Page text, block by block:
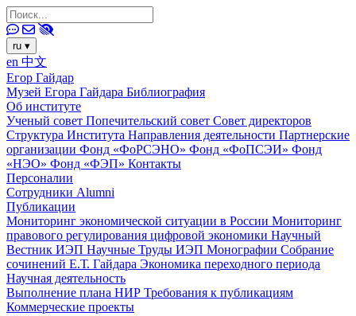
ru ▾
en 中文
Егор Гайдар
Музей Егора Гайдара Библиография
Об институте
Ученый совет Попечительский совет Совет директоров
Структура Института Направления деятельности Партнерские
организации Фонд «ФоРСЭНО» Фонд «ФоПСЭИ» Фонд
«НЭО» Фонд «ФЭП» Контакты
Персоналии
Сотрудники Alumni
Публикации
Мониторинг экономической ситуации в России Мониторинг
правового регулирования цифровой экономики Научный
Вестник ИЭП Научные Труды ИЭП Монографии Собрание
сочинений Е.Т. Гайдара Экономика переходного периода
Научная деятельность
Выполнение плана НИР Требования к публикациям
Коммерческие проекты